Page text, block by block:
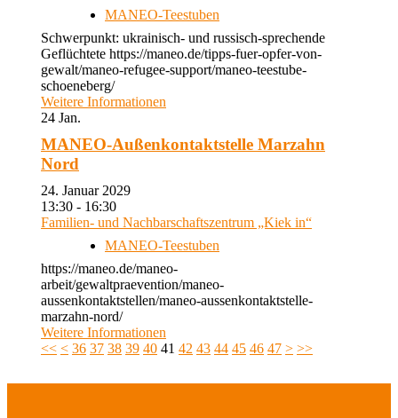
MANEO-Teestuben
Schwerpunkt: ukrainisch- und russisch-sprechende
Geflüchtete https://maneo.de/tipps-fuer-opfer-von-
gewalt/maneo-refugee-support/maneo-teestube-
schoeneberg/
Weitere Informationen
24 Jan.
MANEO-Außenkontaktstelle Marzahn
Nord
24. Januar 2029
13:30 - 16:30
Familien- und Nachbarschaftszentrum „Kiek in“
MANEO-Teestuben
https://maneo.de/maneo-
arbeit/gewaltpraevention/maneo-
aussenkontaktstellen/maneo-aussenkontaktstelle-
marzahn-nord/
Weitere Informationen
<< < 36 37 38 39 40 41 42 43 44 45 46 47 > >>